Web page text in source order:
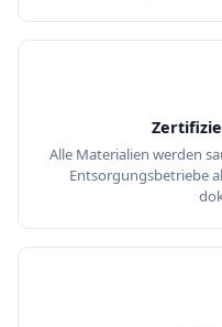
Alle Materialien werden
Entsorgungsbetriebe